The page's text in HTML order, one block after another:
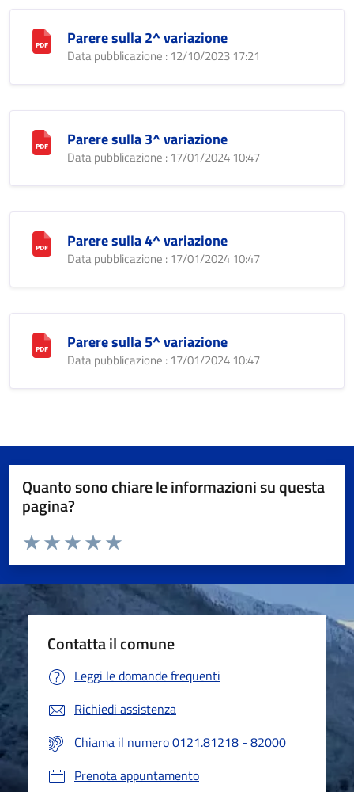
Parere sulla 2^ variazione
Data pubblicazione : 12/10/2023 17:21
Parere sulla 3^ variazione
Data pubblicazione : 17/01/2024 10:47
Parere sulla 4^ variazione
Data pubblicazione : 17/01/2024 10:47
Parere sulla 5^ variazione
Data pubblicazione : 17/01/2024 10:47
Quanto sono chiare le informazioni su questa
pagina?
Valuta da 1 a 5 stelle la pagina
Valuta 5 stelle su 5
Valuta 4 stelle su 5
Valuta 3 stelle su 5
Valuta 2 stelle su 5
Valuta 1 stelle su 5
Contatta il comune
Leggi le domande frequenti
Richiedi assistenza
Chiama il numero 0121.81218 - 82000
Prenota appuntamento